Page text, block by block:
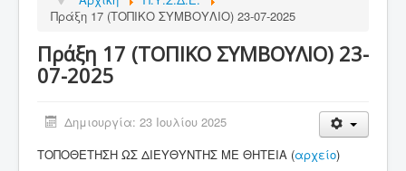
Υπηρεσία Ενημέρωσης
Σχολεία
Δραστηριότητες Σχολείων
Σύνδεσμοι
Πράξη 17 (ΤΟΠΙΚΟ ΣΥΜΒΟΥΛΙΟ) 23-07-2025
Πράξη 17 (ΤΟΠΙΚΟ ΣΥΜΒΟΥΛΙΟ) 23-
07-2025
Δημιουργία: 23 Ιουλίου 2025
ΤΟΠΟΘΕΤΗΣΗ ΩΣ ΔΙΕΥΘΥΝΤΗΣ ΜΕ ΘΗΤΕΙΑ (αρχείο)